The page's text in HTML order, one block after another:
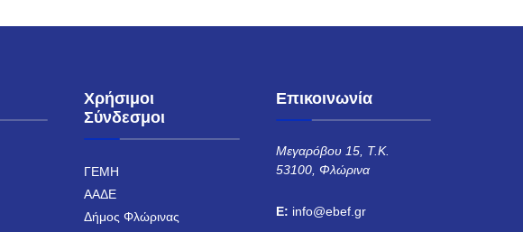
Χρήσιμοι
Σύνδεσμοι
ΓΕΜΗ
ΑΑΔΕ
Δήμος Φλώρινας
Επικοινωνία
Μεγαρόβου 15, Τ.Κ.
53100, Φλώρινα
E: info@ebef.gr